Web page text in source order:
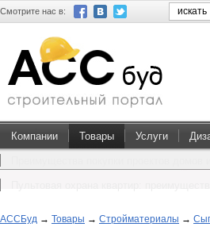
Смотрите нас в:
Компании Товары Услуги
АССБуд → Товары → Стройматериалы →